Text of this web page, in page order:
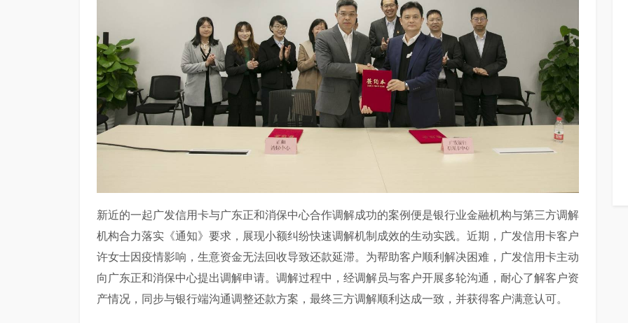
新近的一起广发信用卡与广东正和消保中心合作调解成功的案例便是银行业金融机构与第三方调解
机构合力落实《通知》要求，展现小额纠纷快速调解机制成效的生动实践。近期，广发信用卡客户
许女士因疫情影响，生意资金无法回收导致还款延滞。为帮助客户顺利解决困难，广发信用卡主动
向广东正和消保中心提出调解申请。调解过程中，经调解员与客户开展多轮沟通，耐心了解客户资
产情况，同步与银行端沟通调整还款方案，最终三方调解顺利达成一致，并获得客户满意认可。